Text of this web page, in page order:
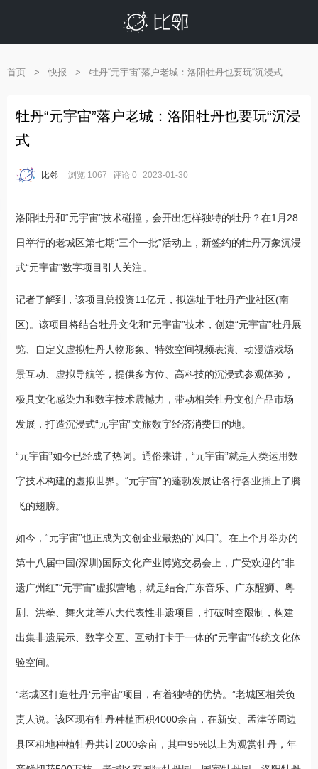
首页 > 快报 > 牡丹“元宇宙”落户老城：洛阳牡丹也要玩“沉浸式
牡丹“元宇宙”落户老城：洛阳牡丹也要玩“沉浸
式
比邻 浏览 1067 评论 0 2023-01-30
洛阳牡丹和“元宇宙”技术碰撞，会开出怎样独特的牡丹？在1月28
日举行的老城区第七期“三个一批”活动上，新签约的牡丹万象沉浸
式“元宇宙”数字项目引人关注。
记者了解到，该项目总投资11亿元，拟选址于牡丹产业社区(南
区)。该项目将结合牡丹文化和“元宇宙”技术，创建“元宇宙”牡丹展
览、自定义虚拟牡丹人物形象、特效空间视频表演、动漫游戏场
景互动、虚拟导航等，提供多方位、高科技的沉浸式参观体验，
极具文化感染力和数字技术震撼力，带动相关牡丹文创产品市场
发展，打造沉浸式“元宇宙”文旅数字经济消费目的地。
“元宇宙”如今已经成了热词。通俗来讲，“元宇宙”就是人类运用数
字技术构建的虚拟世界。“元宇宙”的蓬勃发展让各行各业插上了腾
飞的翅膀。
如今，“元宇宙”也正成为文创企业最热的“风口”。在上个月举办的
第十八届中国(深圳)国际文化产业博览交易会上，广受欢迎的“非
遗广州红”“元宇宙”虚拟营地，就是结合广东音乐、广东醒狮、粤
剧、洪拳、舞火龙等八大代表性非遗项目，打破时空限制，构建
出集非遗展示、数字交互、互动打卡于一体的“元宇宙”传统文化体
验空间。
“老城区打造牡丹‘元宇宙’项目，有着独特的优势。”老城区相关负
责人说。该区现有牡丹种植面积4000余亩，在新安、孟津等周边
县区租地种植牡丹共计2000余亩，其中95%以上为观赏牡丹，年